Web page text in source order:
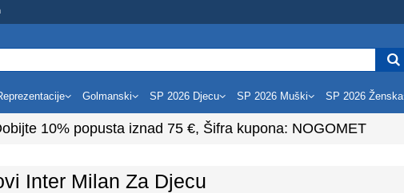
Golmanski SP 2026 Djecu SP 2026 Muški SP 2026 Ženska
10% popusta iznad 75 €, Šifra kupona: NOGOMET
Inter Milan Za Djecu